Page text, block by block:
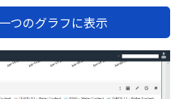
つのグラフに表示